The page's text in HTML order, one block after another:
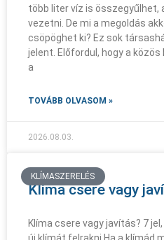
több liter víz is összegyűlhet,
vezetni. De mi a megoldás
csöpöghet ki? Ez sok
jelent. Előfordul, hogy a
a
TOVÁBB OLVASOM »
2026.08.03.
KLÍMASZERELÉS
Klíma csere vagy
Klíma csere vagy javítás? 7
új klímát felrakni Ha a klímád